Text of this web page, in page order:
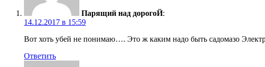
Парящий над дорогоЙ:
14.12.2017 в 15:59
Вот хоть убей не понимаю…. Это ж каким надо быть садомазо
Ответить